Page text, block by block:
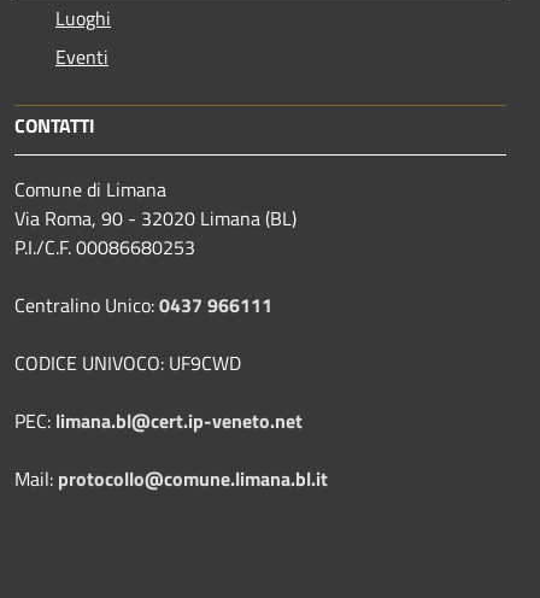
Luoghi
Eventi
CONTATTI
Comune di Limana
Via Roma, 90 - 32020 Limana (BL)
P.I./C.F. 00086680253
Centralino Unico:0437 966111
CODICE UNIVOCO: UF9CWD
PEC: limana.bl@cert.ip-veneto.net
Mail: protocollo@comune.limana.bl.it